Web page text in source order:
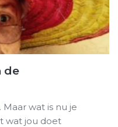
de
wat is nu je
wat jou doet